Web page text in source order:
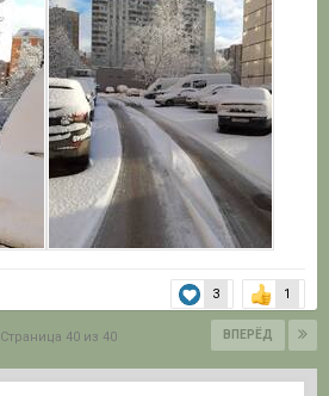
3 1
ВПЕРЁД
Страница 40 из 40